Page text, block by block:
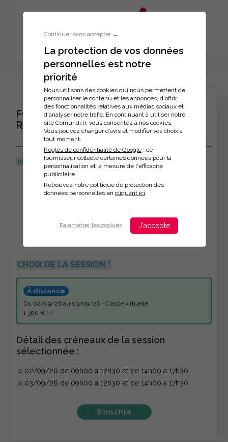
Continuer sans accepter →
La protection de vos données
personnelles est notre
priorité
Nous utilisons des cookies qui nous permettent de
personnaliser le contenu et les annonces, d'offrir
des fonctionnalités relatives aux médias sociaux et
d'analyser notre trafic. En continuant à utiliser notre
site Comundi.fr, vous consentez à nos cookies.
Vous pouvez changer d’avis et modifier vos choix à
tout moment.
Règles de confidentialité de Google : ce
fournisseur collecte certaines données pour la
personnalisation et la mesure de l'efficacité
publicitaire.
Retrouvez notre politique de protection des
données personnelles en cliquant ici
Paramétrer les cookies J'accepte
Inscription à la formation
FORMATION - PRENDRE LA PAROLE EN
RÉUNION
DERNIÈRE MISE À JOUR :22/04/2024
Veuillez décrire votre situation
CHOIX DE LA SESSION
À distance
du 02/09/26 au 03/09/26 - Classe virtuelle
1 300 € HT
Détail des créneaux de la session
sélectionnée :
le 02/09/26 de 09h00 à 12h30 et de 14h00 à 17h30
le 03/09/26 de 09h00 à 12h30 et de 14h00 à 17h30
S'inscrire